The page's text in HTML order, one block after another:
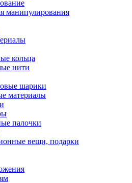
манипулирования
кольца
нити
шарики
материалы
палочки
вещи, подарки